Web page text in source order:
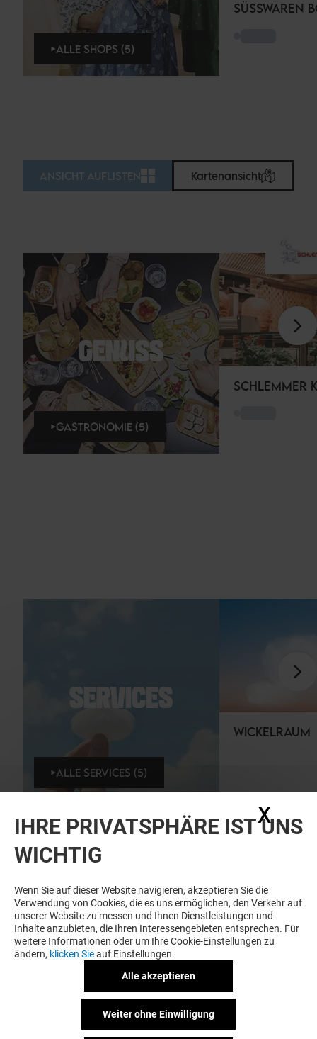
ALLE SHOPS (5)
SÜSSWAREN
ANSICHT AUFLISTEN Kartenansicht
GENUSS
GASTRONOMIE (5)
SCHLEMMER
SERVICES
ALLE SERVICES (5)
WICKELRAUM
Hallo! Sie befinden sich auf der offiziellen Website
des Forum Duisburg. Herzlich willkommen in
IHRE PRIVATSPHÄRE IST UNS
WICHTIG
Wenn Sie auf dieser Website navigieren, akzeptieren Sie die
Verwendung von Cookies, die es uns ermöglichen, den Verkehr auf
unserer Website zu messen und Ihnen Dienstleistungen und
Inhalte anzubieten, die Ihren Interessengebieten entsprechen. Für
weitere Informationen oder um Ihre Cookie-Einstellungen zu
ändern, klicken Sieauf Einstellungen.
Alle akzeptieren
Weiter ohne Einwilligung
X